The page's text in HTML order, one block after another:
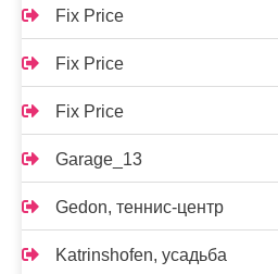
Fix Price
Fix Price
Fix Price
Garage_13
Gedon, теннис-центр
Katrinshofen, усадьба